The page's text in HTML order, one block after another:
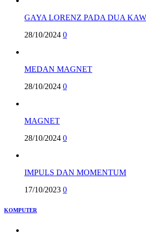
GAYA LORENZ PADA DUA
28/10/2024 0
MEDAN MAGNET
28/10/2024 0
MAGNET
28/10/2024 0
IMPULS DAN MOMENTUM
17/10/2023 0
KOMPUTER